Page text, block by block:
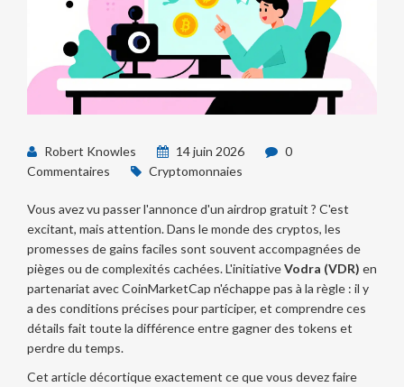
Robert Knowles 14 juin 2026
0
Commentaires
Cryptomonnaies
Vous avez vu passer l'annonce d'un airdrop gratuit ? C'est
excitant, mais attention. Dans le monde des cryptos, les
promesses de gains faciles sont souvent accompagnées de
pièges ou de complexités cachées. L'initiativeVodra (VDR) en
partenariat avecCoinMarketCap n'échappe pas à la règle : il y
a des conditions précises pour participer, et comprendre ces
détails fait toute la différence entre gagner des tokens et
perdre du temps.
Cet article décortique exactement ce que vous devez faire